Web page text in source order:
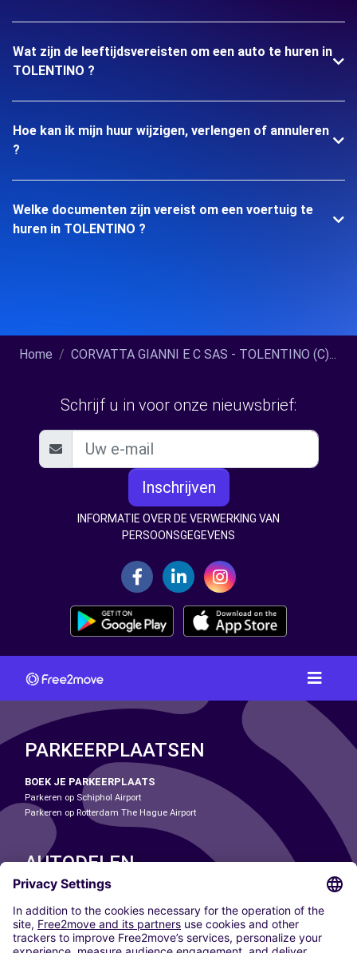
Wat zijn de leeftijdsvereisten om een auto te huren in
TOLENTINO ?
Hoe kan ik mijn huur wijzigen, verlengen of annuleren
?
Welke documenten zijn vereist om een voertuig te
huren in TOLENTINO ?
Home CORVATTA GIANNI E C SAS - TOLENTINO (C)...
Schrijf u in voor onze nieuwsbrief:
Inschrijven
INFORMATIE OVER DE VERWERKING VAN
PERSOONSGEGEVENS
PARKEERPLAATSEN
BOEK JE PARKEERPLAATS
Parkeren op Schiphol Airport
Parkeren op Rotterdam The Hague Airport
AUTODELEN
ONZE STEDEN
Paris
Madrid
Washington DC